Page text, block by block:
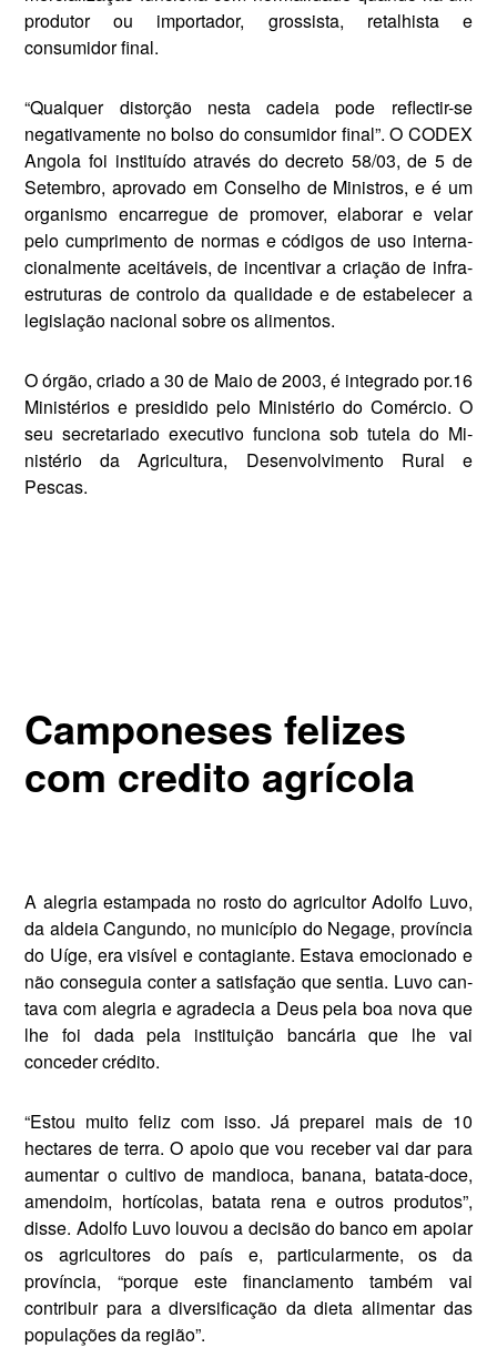
produ­tor ou importador, grossista, reta­lhista e
consumidor final.
“Qualquer distorção nesta ca­deia pode reflectir-se
negativa­mente no bolso do consumidor fi­nal”. O CODEX
Angola foi instituído através do decreto 58/03, de 5 de
Setembro, aprovado em Conse­lho de Ministros, e é um
organismo encarregue de promover, ela­borar e velar
pelo cumprimento de normas e códigos de uso interna­
cionalmente aceitáveis, de incen­tivar a criação de infra-
estruturas de controlo da qualidade e de estabelecer a
legislação nacional so­bre os alimentos.
O órgão, criado a 30 de Maio de 2003, é integrado por.16
Ministé­rios e presidido pelo Ministério do Comércio. O
seu secretariado exe­cutivo funciona sob tutela do Mi­
nistério da Agricultura, Desenvolvimento Rural e
Pescas.
Camponeses felizes
com credito agrícola
A alegria estampada no rosto do agricultor Adolfo Luvo,
da al­deia Cangundo, no município do Negage, província
do Uíge, era vi­sível e contagiante. Estava emo­cionado e
não conseguia conter a satisfação que sentia. Luvo can­
tava com alegria e agradecia a Deus pela boa nova que
lhe foi dada pela instituição bancária que lhe vai
conceder crédito.
“Estou muito feliz com isso. Já preparei mais de 10
hectares de ter­ra. O apoio que vou receber vai dar para
aumentar o cultivo de mandio­ca, banana, batata-doce,
amendoim, hortícolas, batata rena e outros pro­dutos”,
disse. Adolfo Luvo louvou a decisão do banco em apoiar
os agri­cultores do país e, particularmente, os da
província, “porque este finan­ciamento também vai
contribuir pa­ra a diversificação da dieta alimentar das
populações da região”.